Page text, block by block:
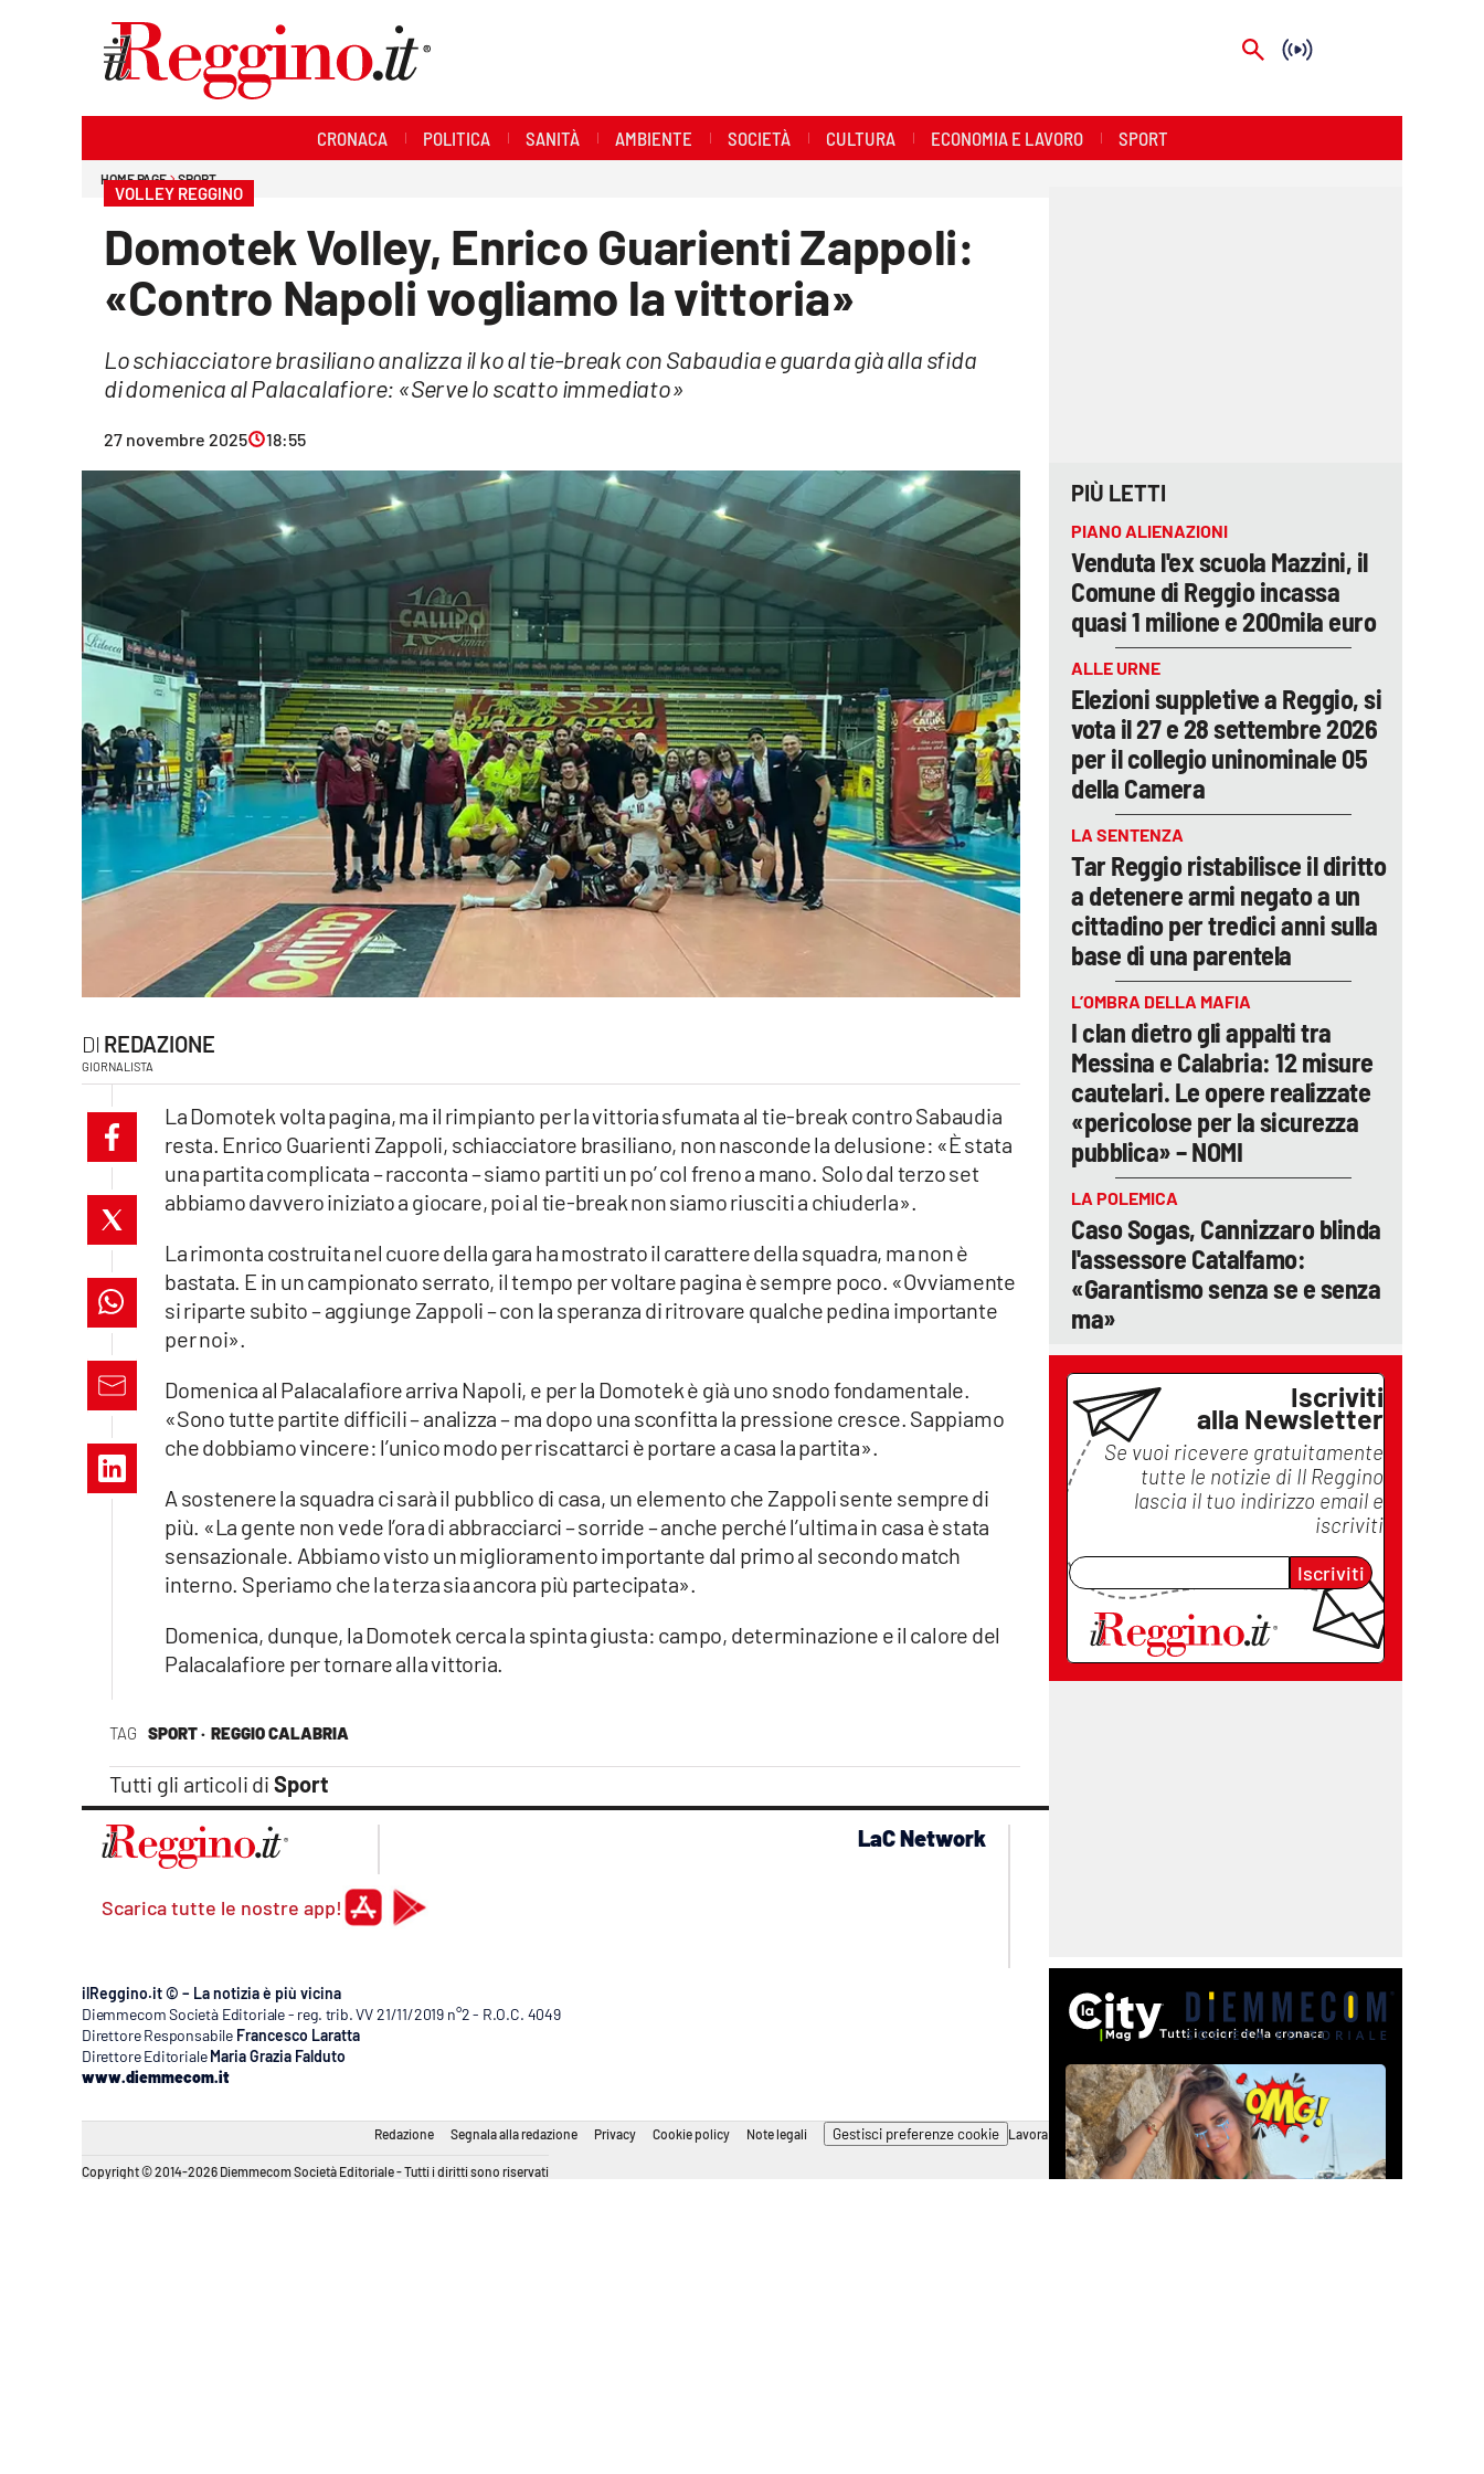
Streaming
Lac Network
lacitymag.it
catanzarochannel.it
lacapitalenews.it
CRONACA POLITICA SANITÀ AMBIENTE SOCIETÀ CULTURA ECONOMIA E LAVORO SPORT
HOME PAGE SPORT
VOLLEY REGGINO
Domotek Volley, Enrico Guarienti Zappoli:
«Contro Napoli vogliamo la vittoria»
Lo schiacciatore brasiliano analizza il ko al tie-break con Sabaudia e guarda già alla sfida
di domenica al Palacalafiore: «Serve lo scatto immediato»
27 novembre 2025 18:55
REDAZIONE
GIORNALISTA
TAG SPORT · REGGIO CALABRIA
Tutti gli articoli di Sport
La Domotek volta pagina, ma il rimpianto per la vittoria sfumata al tie-break contro Sabaudia
resta. Enrico Guarienti Zappoli, schiacciatore brasiliano, non nasconde la delusione: «È stata
una partita complicata – racconta – siamo partiti un po’ col freno a mano. Solo dal terzo set
abbiamo davvero iniziato a giocare, poi al tie-break non siamo riusciti a chiuderla».
La rimonta costruita nel cuore della gara ha mostrato il carattere della squadra, ma non è
bastata. E in un campionato serrato, il tempo per voltare pagina è sempre poco. «Ovviamente
si riparte subito – aggiunge Zappoli – con la speranza di ritrovare qualche pedina importante
per noi».
Domenica al Palacalafiore arriva Napoli, e per la Domotek è già uno snodo fondamentale.
«Sono tutte partite difficili – analizza – ma dopo una sconfitta la pressione cresce. Sappiamo
che dobbiamo vincere: l’unico modo per riscattarci è portare a casa la partita».
A sostenere la squadra ci sarà il pubblico di casa, un elemento che Zappoli sente sempre di
più. «La gente non vede l’ora di abbracciarci – sorride – anche perché l’ultima in casa è stata
sensazionale. Abbiamo visto un miglioramento importante dal primo al secondo match
interno. Speriamo che la terza sia ancora più partecipata».
Domenica, dunque, la Domotek cerca la spinta giusta: campo, determinazione e il calore del
Palacalafiore per tornare alla vittoria.
PIÙ LETTI
PIANO ALIENAZIONI
Venduta l'ex scuola Mazzini, il
Comune di Reggio incassa
quasi 1 milione e 200mila euro
ALLE URNE
Elezioni suppletive a Reggio, si
vota il 27 e 28 settembre 2026
per il collegio uninominale 05
della Camera
LA SENTENZA
Tar Reggio ristabilisce il diritto
a detenere armi negato a un
cittadino per tredici anni sulla
base di una parentela
L’OMBRA DELLA MAFIA
I clan dietro gli appalti tra
Messina e Calabria: 12 misure
cautelari. Le opere realizzate
«pericolose per la sicurezza
pubblica» – NOMI
LA POLEMICA
Caso Sogas, Cannizzaro blinda
l'assessore Catalfamo:
«Garantismo senza se e senza
ma»
Iscriviti
alla Newsletter
Se vuoi ricevere gratuitamente
tutte le notizie di Il Reggino
lascia il tuo indirizzo email e
iscriviti
Iscriviti
Scarica tutte le nostre app!
LaC Network
ilReggino.it © – La notizia è più vicina
Diemmecom Società Editoriale - reg. trib. VV 21/11/2019 n°2 - R.O.C. 4049
Direttore Responsabile Francesco Laratta
Direttore Editoriale Maria Grazia Falduto
www.diemmecom.it
Redazione Segnala alla redazione Privacy Cookie policy Note legali Gestisci preferenze cookie Lavora con noi
Copyright © 2014-2026 Diemmecom Società Editoriale - Tutti i diritti sono riservati